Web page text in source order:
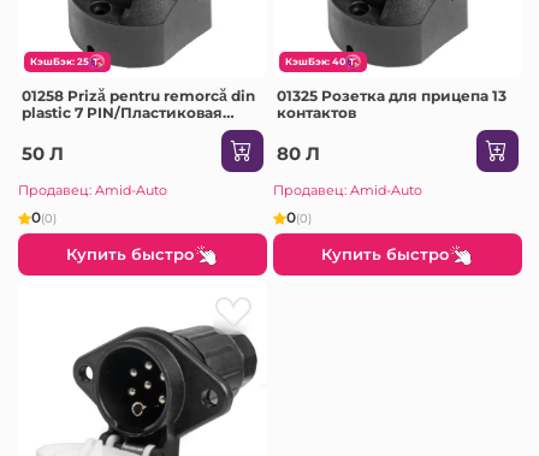
КэшБэк: 25
01258 Priză pentru remorcă din
plastic 7 PIN/Пластиковая
контактов
50 Л
Продавец: Amid-Auto
0(0)
Купить быстро
КэшБэк: 40
01325 Розетка для прицепа 13
контактов
80 Л
Продавец: Amid-Auto
0(0)
Купить быстро